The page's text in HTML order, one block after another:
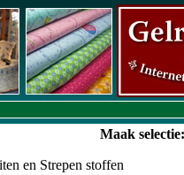
Maak selectie:
en Strepen stoffen